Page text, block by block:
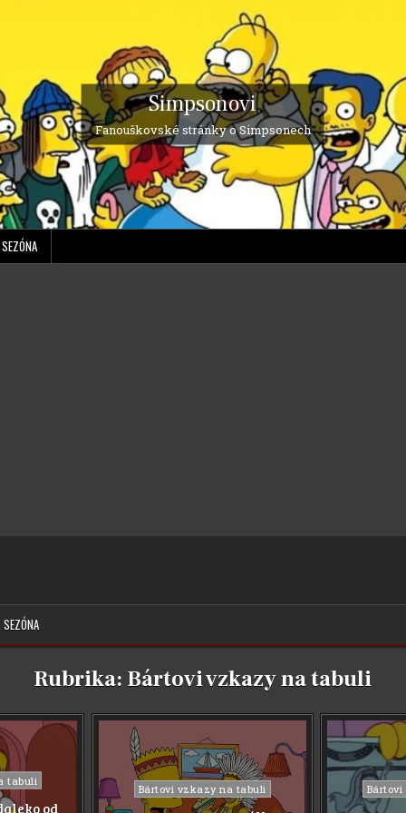
Simpsonovi
Fanouškovské stránky o Simpsonech
Rubrika: Bártovi vzkazy na tabuli
tabuli
od
Posted
in
Bártovi vzkazy na tabuli
Posted
in